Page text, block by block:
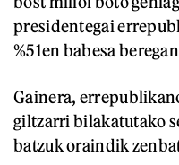
presidentegai
%51en babesa
Gainera,
giltzarri bilakatutako
batzuk oraindik